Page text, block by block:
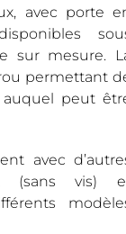
avec porte
sur mesure.
permettant
auquel peut
avec
(sans vis)